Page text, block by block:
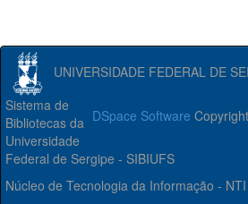
UNIVERSIDADE FEDERAL DE
DSpace Software
Sistema de
Bibliotecas da
Universidade
Federal de Sergipe - SIBIUFS
Núcleo de Tecnologia da Informação - NTI